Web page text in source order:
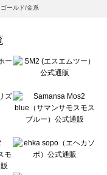
ットソー一覧
一覧
ゴールド/金系